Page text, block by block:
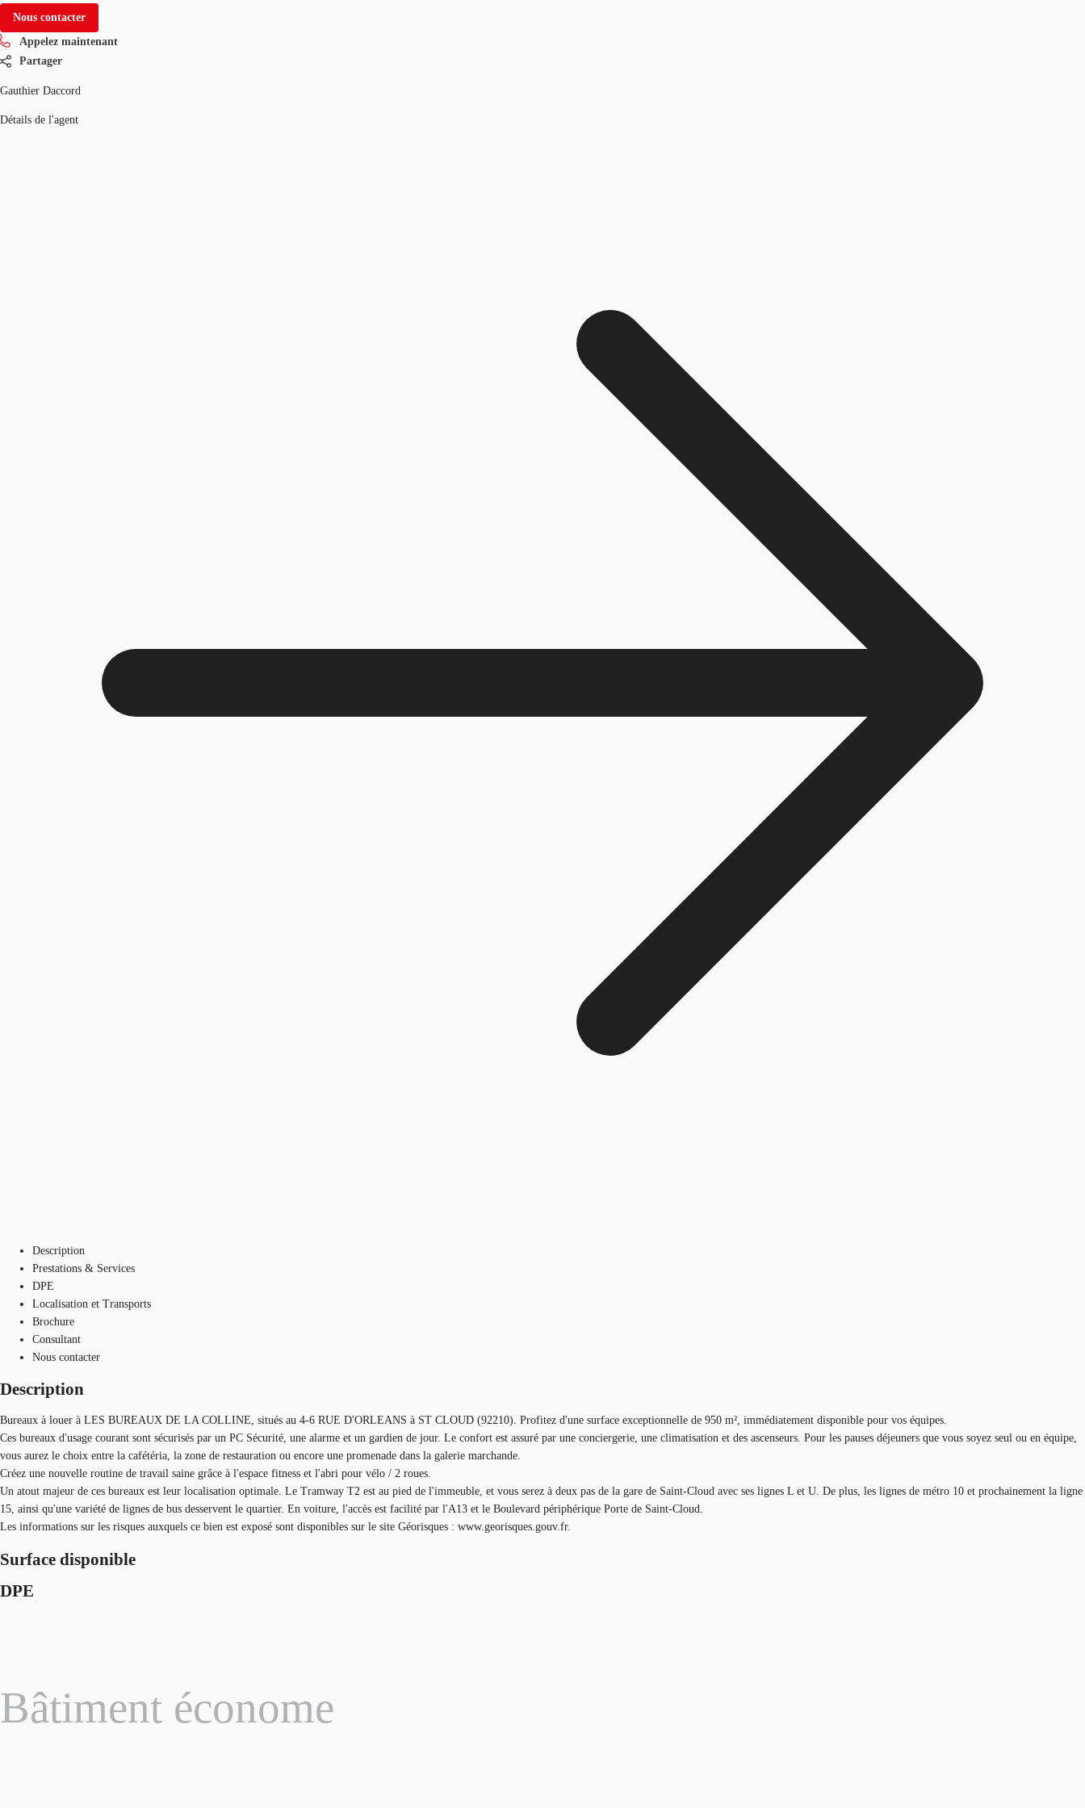
Nous contacter
Appelez maintenant
Partager
Gauthier Daccord
Détails de l'agent
Description
Prestations & Services
DPE
Localisation et Transports
Brochure
Consultant
Nous contacter
Description
Bureaux à louer à LES BUREAUX DE LA COLLINE, situés au 4-6 RUE D'ORLEANS à ST CLOUD (92210). Profitez d'une surface exceptionnelle de 950 m², immédiatement disponible pour vos équipes.
Ces bureaux d'usage courant sont sécurisés par un PC Sécurité, une alarme et un gardien de jour. Le confort est assuré par une conciergerie, une climatisation et des ascenseurs. Pour les pauses déjeuners que vous soyez seul ou en équipe,
vous aurez le choix entre la cafétéria, la zone de restauration ou encore une promenade dans la galerie marchande.
Créez une nouvelle routine de travail saine grâce à l'espace fitness et l'abri pour vélo / 2 roues.
Un atout majeur de ces bureaux est leur localisation optimale. Le Tramway T2 est au pied de l'immeuble, et vous serez à deux pas de la gare de Saint-Cloud avec ses lignes L et U. De plus, les lignes de métro 10 et prochainement la ligne
15, ainsi qu'une variété de lignes de bus desservent le quartier. En voiture, l'accès est facilité par l'A13 et le Boulevard périphérique Porte de Saint-Cloud.
Les informations sur les risques auxquels ce bien est exposé sont disponibles sur le site Géorisques : www.georisques.gouv.fr.
Surface disponible
DPE
Bâtiment économe